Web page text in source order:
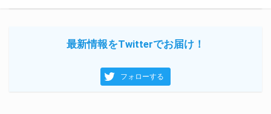
最新情報をTwitterでお届け！
フォローする